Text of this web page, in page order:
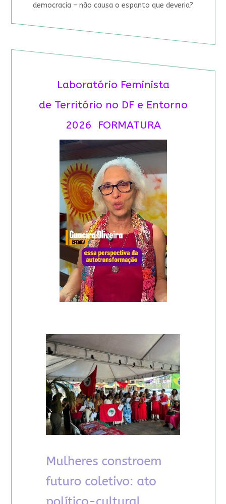
democracia – não causa o espanto que deveria?
Laboratório Feminista
de Território no DF e Entorno
2026 FORMATURA